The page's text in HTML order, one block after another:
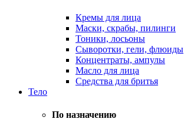
Кремы для лица
Маски, скрабы, пилинги
Тоники, лосьоны
Сыворотки, гели, флюиды
Концентраты, ампулы
Масло для лица
Средства для бритья
Тело
По назначению